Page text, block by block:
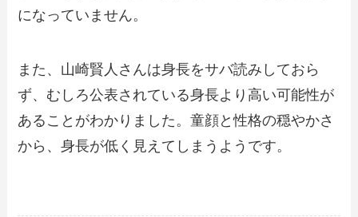
になっていません。
また、山崎賢人さんは身長をサバ読みしておら
ず、むしろ公表されている身長より高い可能性が
あることがわかりました。童顔と性格の穏やかさ
から、身長が低く見えてしまうようです。